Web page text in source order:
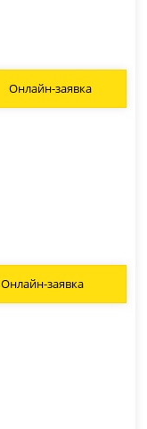
Онлайн-заявка
Онлайн-заявка